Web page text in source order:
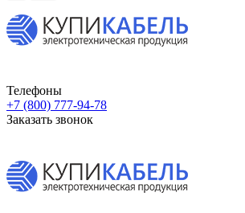
Телефоны
+7 (800) 777-94-78
Заказать звонок